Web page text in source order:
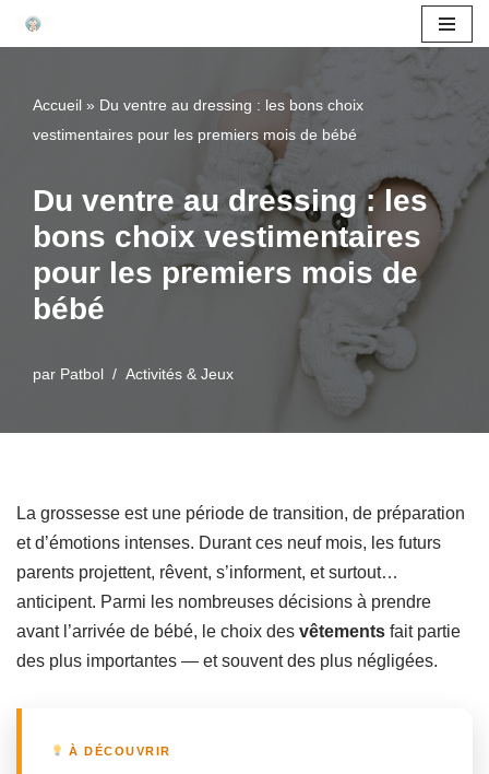
Accueil » Du ventre au dressing : les bons choix
vestimentaires pour les premiers mois de bébé
Du ventre au dressing : les
bons choix vestimentaires
pour les premiers mois de
bébé
par Patbol Activités & Jeux
La grossesse est une période de transition, de préparation
et d’émotions intenses. Durant ces neuf mois, les futurs
parents projettent, rêvent, s’informent, et surtout…
anticipent. Parmi les nombreuses décisions à prendre
avant l’arrivée de bébé, le choix des vêtements fait partie
des plus importantes — et souvent des plus négligées.
À DÉCOUVRIR